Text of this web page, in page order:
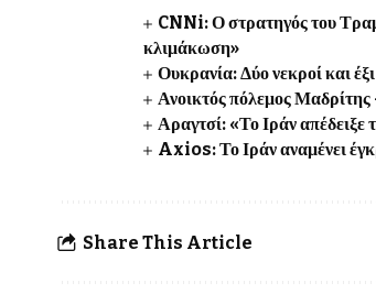
CNNi: Ο στρατηγός του
κλιμάκωση»
Ουκρανία: Δύο νεκροί και
Ανοικτός πόλεμος Μαδρίτης
Αραγτσί: «Το Ιράν απέδειξε
Axios: Το Ιράν αναμένει
Share This Article